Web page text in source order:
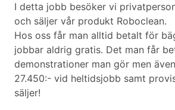
I detta jobb besöker vi
och säljer vår produkt Roboclean.
Hos oss får man alltid betalt för
jobbar aldrig gratis. Det man får
demonstrationer man gör men
27.450:- vid heltidsjobb samt
säljer!